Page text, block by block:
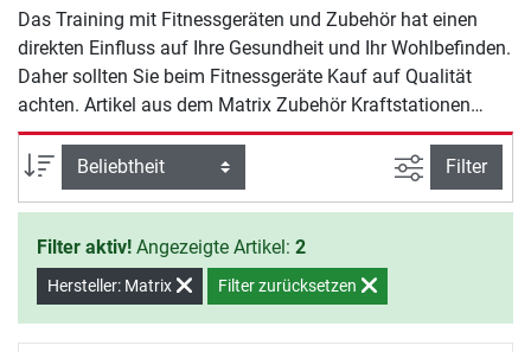
Das Training mit Fitnessgeräten und Zubehör hat einen
direkten Einfluss auf Ihre Gesundheit und Ihr Wohlbefinden.
Daher sollten Sie beim Fitnessgeräte Kauf auf Qualität
achten. Artikel aus dem Matrix Zubehör Kraftstationen
Sortiment bieten Ihnen Sicherheit und Qualität für ein
effektives Training zu Hause.
Sortierung Ansicht
Filter
Filter aktiv! Angezeigte Artikel: 2
Hersteller: Matrix Filter zurücksetzen